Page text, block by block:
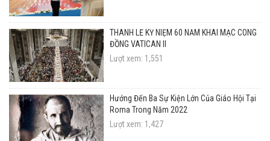
THÁNH LỄ KỶ NIỆM 60 NĂM KHAI MẠC CÔNG
ĐỒNG VATICAN II
Lượt xem: 1,551
Hướng Đến Ba Sự Kiện Lớn Của Giáo Hội Tại
Roma Trong Năm 2022
Lượt xem: 1,427